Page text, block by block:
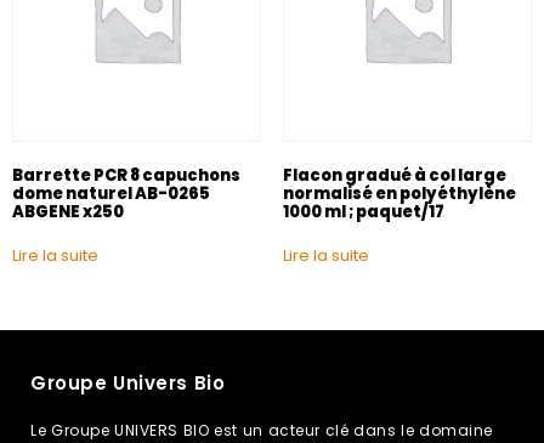
Barrette PCR 8 capuchons
dome naturel AB-0265
ABGENE x250
Lire la suite
Flacon gradué à col large
normalisé en polyéthylène
1000 ml ; paquet/17
Lire la suite
Groupe Univers Bio
Le Groupe UNIVERS BIO est un acteur clé dans le domaine